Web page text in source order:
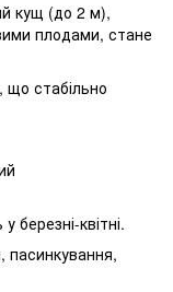
кущ (до 2 м),
плодами, стане
що стабільно
березні-квітні.
пасинкування,